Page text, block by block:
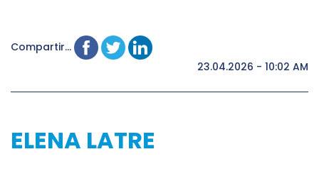
Compartir...
23.04.2026 - 10:02 AM
ELENA LATRE